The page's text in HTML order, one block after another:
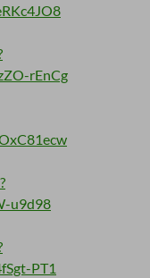
rEnCg
u9d98
PT1